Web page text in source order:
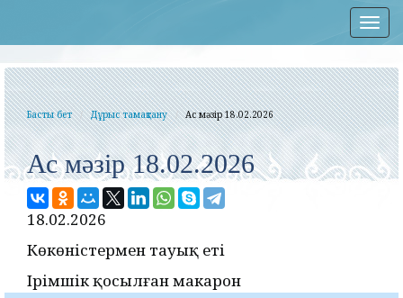
Басты бет Дұрыс тамақтану Ас мәзір 18.02.2026
Ас мәзір 18.02.2026
18.02.2026
Көкөністермен тауық еті
Ірімшік қосылған макарон